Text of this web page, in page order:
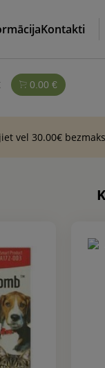
Kontakti
0.00 €
vel 30.00€